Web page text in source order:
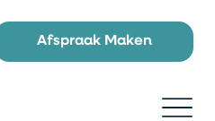
Afspraak Maken